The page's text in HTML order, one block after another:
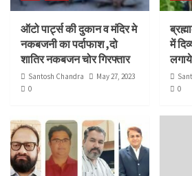
ऑटो पार्ट्स की दुकान व मंदिर मे
नकबजनी का पर्दाफाश ,दो
शातिर नकबजन चोर गिरफ्तार
Santosh Chandra
May 27, 2023
0
में
0